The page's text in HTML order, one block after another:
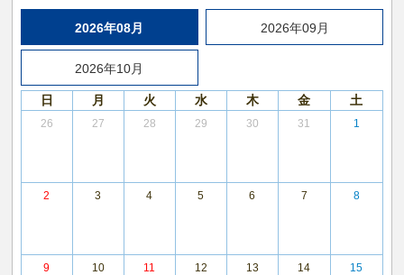
2026年08月 2026年09月
2026年10月
日 月 火 水 木 金 土
26 27 28 29 30 31 1
2 3 4 5 6 7 8
9 10 11 12 13 14 15